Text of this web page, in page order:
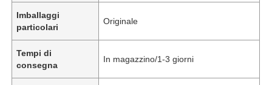
Imballaggi
particolari
Originale
Tempi di
consegna
In magazzino/1-3 giorni